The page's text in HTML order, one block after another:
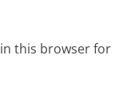
this browser for